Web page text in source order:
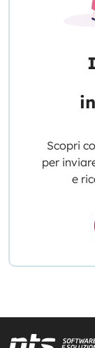
Scopri
per
e